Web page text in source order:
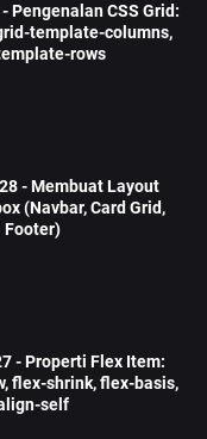
Pengenalan CSS Grid:
template-columns,
rows
- Membuat Layout
(Navbar, Card Grid,
Footer)
- Properti Flex Item:
flex-shrink, flex-basis,
self